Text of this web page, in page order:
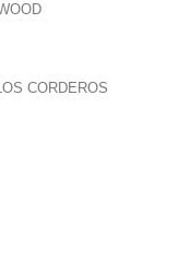
CORDEROS